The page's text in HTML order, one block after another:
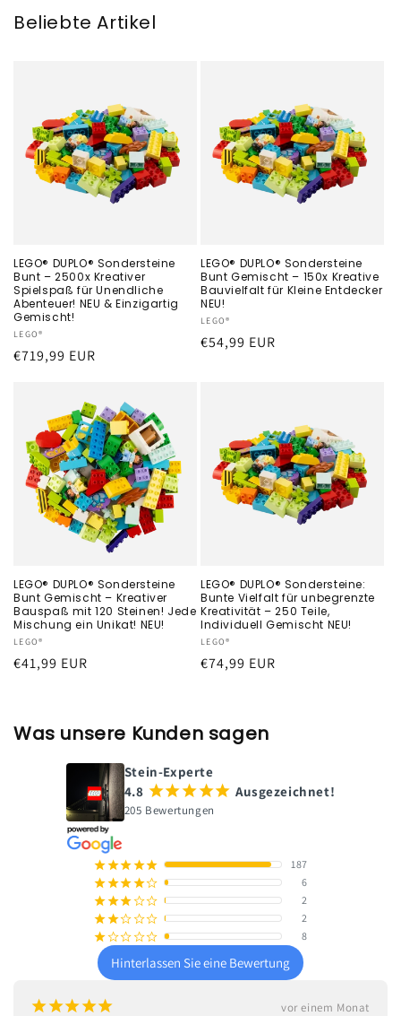
Beliebte Artikel
LEGO® DUPLO® Sondersteine
Bunt – 2500x Kreativer
Spielspaß für Unendliche
Abenteuer! NEU & Einzigartig
Gemischt!
Anbieter:
LEGO®
Normaler
€719,99 EUR
LEGO® DUPLO® Sondersteine
Bunt Gemischt – 150x Kreative
Bauvielfalt für Kleine Entdecker
NEU!
Anbieter:
LEGO®
Normaler
€54,99 EUR
LEGO® DUPLO® Sondersteine
Bunt Gemischt – Kreativer
Bauspaß mit 120 Steinen! Jede
Mischung ein Unikat! NEU!
Anbieter:
LEGO®
Normaler
€41,99 EUR
LEGO® DUPLO® Sondersteine:
Bunte Vielfalt für unbegrenzte
Kreativität – 250 Teile,
Individuell Gemischt NEU!
Anbieter:
LEGO®
Normaler
€74,99 EUR
Was unsere Kunden sagen
Stein-Experte
4.8 ¡¡¡¡¡ Ausgezeichnet!
205 Bewertungen
¡¡¡¡¡ 187
¡¡¡¡¢ 6
¡¡¡¢¢ 2
¡¡¢¢¢ 2
¡¢¢¢¢ 8
Hinterlassen Sie eine Bewertung
¡¡¡¡¡ vor einem Monat